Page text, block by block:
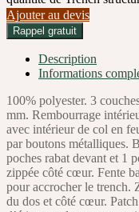
Ajouter au devis
Rappel gratuit
Description
Informations
100% polyester. 3
mm. Rembourrage
avec intérieur de col en
par boutons métalliques.
poches rabat devant et 1
zippée côté cœur. Fente
pour accrocher le trench.
du dos et côté cœur.